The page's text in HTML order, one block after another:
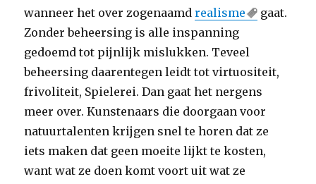
wanneer het over zogenaamdrealisme
gaat.
Zonder beheersing is alle inspanning
gedoemd tot pijnlijk mislukken. Teveel
beheersing daarentegen leidt tot virtuositeit,
frivoliteit, Spielerei. Dan gaat het nergens
meer over. Kunstenaars die doorgaan voor
natuurtalenten krijgen snel te horen dat ze
iets maken dat geen moeite lijkt te kosten,
want wat ze doen komt voort uit wat ze